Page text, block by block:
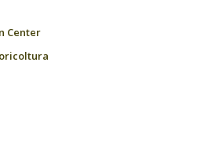
Center